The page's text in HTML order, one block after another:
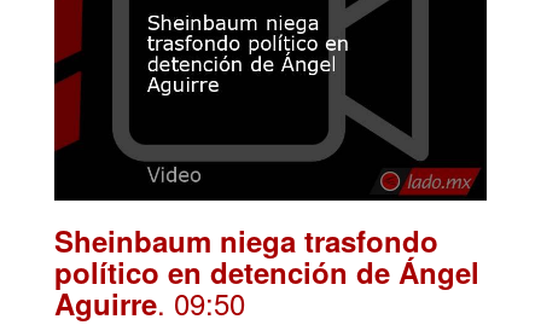
Sheinbaum niega trasfondo
político en detención de Ángel
Aguirre. 09:50